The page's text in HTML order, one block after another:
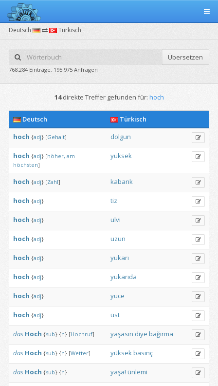
Deutsch Türkisch
Übersetzen
768.284 Einträge, 195.975 Anfragen
14direkte Treffer gefunden für: hoch
Deutsch
Türkisch
hoch {adj} [Gehalt] dolgun
hoch {adj} [höher, am
höchsten]
yüksek
hoch {adj} [Zahl] kabarık
hoch {adj} tiz
hoch {adj} ulvi
hoch {adj} uzun
hoch {adj} yukarı
hoch {adj} yukarıda
hoch {adj} yüce
hoch {adj} üst
das Hoch {sub} {n} [Hochruf] yaşasın diye bağırma
das Hoch {sub} {n} [Wetter] yüksekbasınç
das Hoch {sub} {n} yaşa! ünlemi